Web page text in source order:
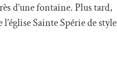
d’une fontaine. Plus tard,
Sainte Spérie de style